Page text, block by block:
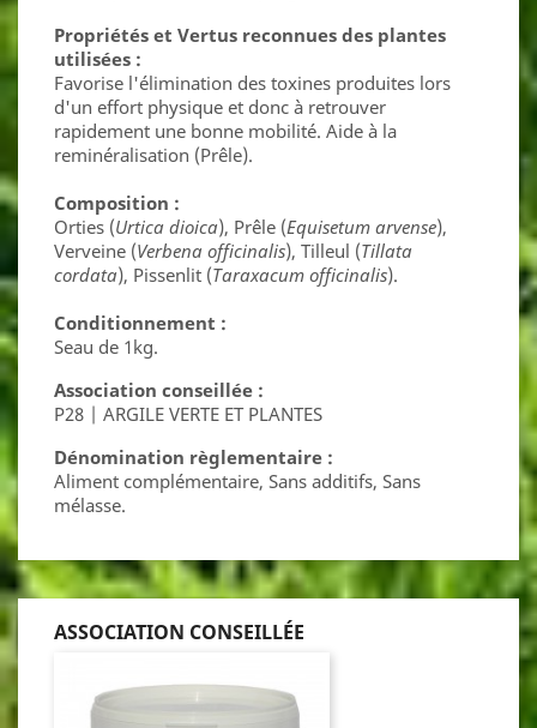
Propriétés et Vertus reconnues des plantes
utilisées :
Favorise l'élimination des toxines produites lors
d'un effort physique et donc à retrouver
rapidement une bonne mobilité. Aide à la
reminéralisation (Prêle).
Composition :
Orties (Urtica dioica), Prêle (Equisetum arvense),
Verveine (Verbena officinalis), Tilleul (Tillata
cordata), Pissenlit (Taraxacum officinalis).
Conditionnement :
Seau de 1kg.
Association conseillée :
P28 | ARGILE VERTE ET PLANTES
Dénomination règlementaire :
Aliment complémentaire, Sans additifs, Sans
mélasse.
ASSOCIATION CONSEILLÉE